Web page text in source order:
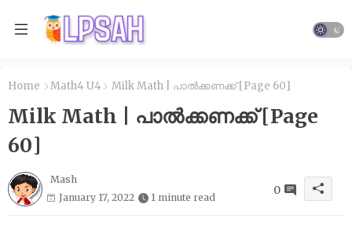
Home Math4 U4 Milk Math | പാൽക്കണക്ക് [Page 60]
Milk Math | പാൽക്കണക്ക് [Page
60]
Mash
January 17, 2022
1 minute read
0